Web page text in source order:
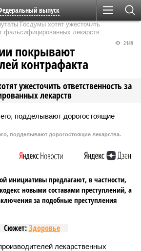
выпуск
Госдумы хотят ужесточить
фальсифицированных лекарств
ужесточить ответственность за
лекарств
2149
покрывают
контрафакта
подделывают дорогостоящие лекарства.
инициативы предлагают, в частности,
новыми составами преступлений, а
за подобные преступления
Сюжет:Здоровье
лекарственных